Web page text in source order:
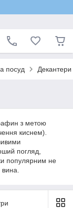
посуд Декантери
з метою
киснем).
погляд,
популярним не